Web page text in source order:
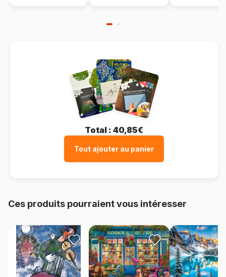
Total : 40,85€
Tout ajouter au panier
Ces produits pourraient vous intéresser